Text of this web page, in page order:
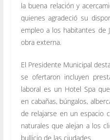
la buena relación y
quienes agradeció su
empleo a los habitantes de
obra externa.
El Presidente Municipal
se ofertaron incluyen
laboral es un Hotel Spa
en cabañas, búngalos,
de relajarse en un espacio
naturales que alejan a los
bullicio de las ciudades.